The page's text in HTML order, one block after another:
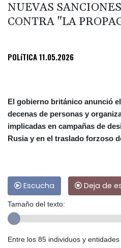
NUEVAS
CONTRA "LA
POLíTICA11.05.2026
El gobierno británico anunció
decenas de personas y
implicadas en campañas de
Rusia y en el traslado forzoso
Escucha Deja de
Tamaño del texto:
Entre los 85 individuos y